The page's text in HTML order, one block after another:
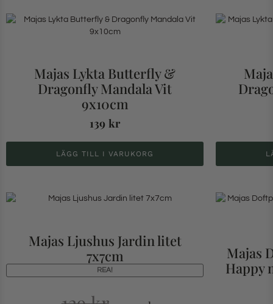
Majas Lykta Butterfly &
Dragonfly Mandala Vit
9x10cm
139 kr
LÄGG TILL I VARUKORG
Majas Ljushus Jardin litet
7x7cm
REA!
Majas
Happy